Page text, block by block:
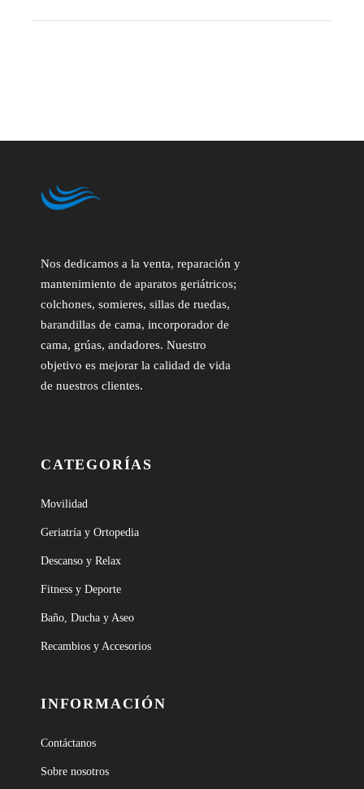
Nos dedicamos a la venta, reparación y
mantenimiento de aparatos geriátricos;
colchones, somieres, sillas de ruedas,
barandillas de cama, incorporador de
cama, grúas, andadores. Nuestro
objetivo es mejorar la calidad de vida
de nuestros clientes.
CATEGORÍAS
Movilidad
Geriatría y Ortopedia
Descanso y Relax
Fitness y Deporte
Baño, Ducha y Aseo
Recambios y Accesorios
INFORMACIÓN
Contáctanos
Sobre nosotros